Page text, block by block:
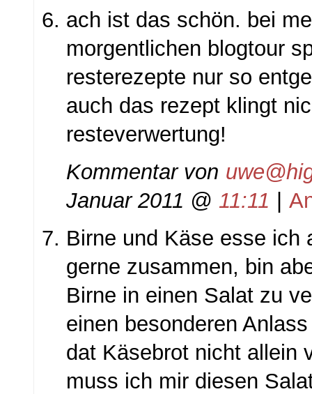
ach ist das schön. bei
morgentlichen blogtour
resterezepte nur so
auch das rezept klingt
resteverwertung!
Kommentar von
Januar 2011 @ 11:11
Birne und Käse esse ich
gerne zusammen, bin
Birne in einen Salat zu
einen besonderen
dat Käsebrot nicht allein
muss ich mir diesen